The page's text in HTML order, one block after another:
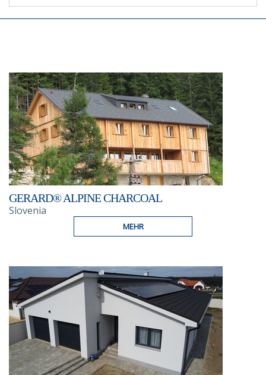
GERARD® ALPINE CHARCOAL
Slovenia
MEHR